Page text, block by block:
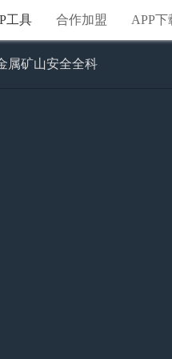
工具 合作加盟 APP下
属矿山安全全科